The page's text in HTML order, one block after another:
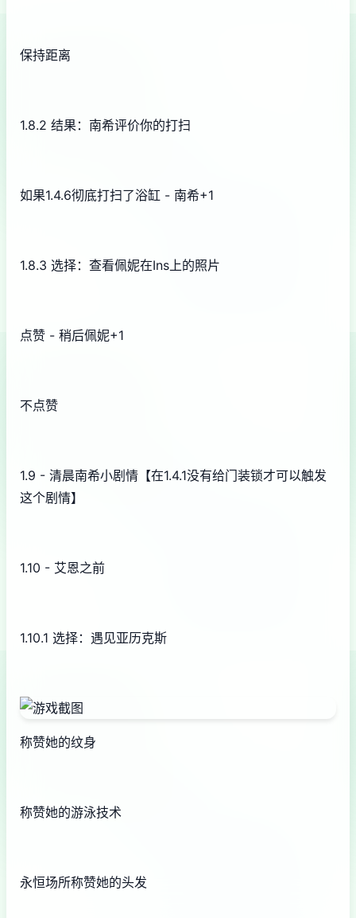
保持距离
1.8.2 结果：南希评价你的打扫
如果1.4.6彻底打扫了浴缸 - 南希+1
1.8.3 选择：查看佩妮在Ins上的照片
点赞 - 稍后佩妮+1
不点赞
1.9 - 清晨南希小剧情【在1.4.1没有给门装锁才可以触发
这个剧情】
1.10 - 艾恩之前
1.10.1 选择：遇见亚历克斯
称赞她的纹身
称赞她的游泳技术
永恒场所称赞她的头发